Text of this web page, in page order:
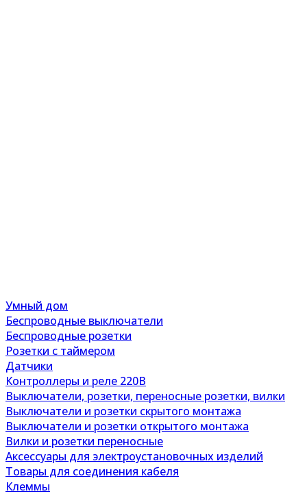
Умный дом
Беспроводные выключатели
Беспроводные розетки
Розетки с таймером
Датчики
Контроллеры и реле 220В
Выключатели, розетки, переносные розетки, вилки
Выключатели и розетки скрытого монтажа
Выключатели и розетки открытого монтажа
Вилки и розетки переносные
Аксессуары для электроустановочных изделий
Товары для соединения кабеля
Клеммы